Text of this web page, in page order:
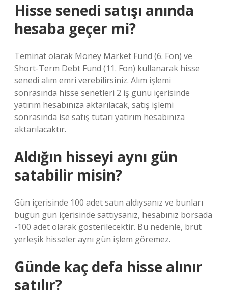
Hisse senedi satışı anında
hesaba geçer mi?
Teminat olarak Money Market Fund (6. Fon) ve
Short-Term Debt Fund (11. Fon) kullanarak hisse
senedi alım emri verebilirsiniz. Alım işlemi
sonrasında hisse senetleri 2 iş günü içerisinde
yatırım hesabınıza aktarılacak, satış işlemi
sonrasında ise satış tutarı yatırım hesabınıza
aktarılacaktır.
Aldığın hisseyi aynı gün
satabilir misin?
Gün içerisinde 100 adet satın aldıysanız ve bunları
bugün gün içerisinde sattıysanız, hesabınız borsada
-100 adet olarak gösterilecektir. Bu nedenle, brüt
yerleşik hisseler aynı gün işlem göremez.
Günde kaç defa hisse alınır
satılır?